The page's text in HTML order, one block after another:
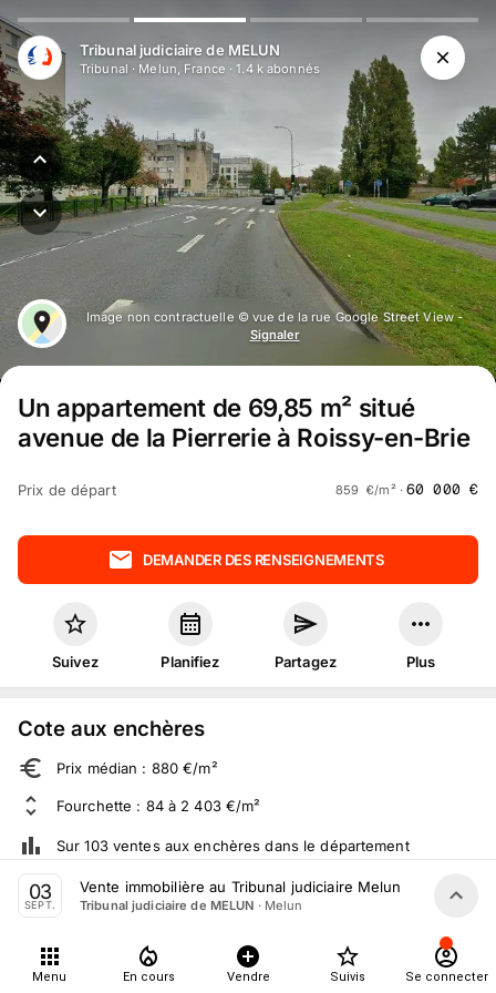
Tribunal judiciaire de MELUN
Tribunal · Melun, France ·1.4 kabonnés
Image non contractuelle © vue de la rue Google Street View -
Signaler
Un appartement de 69,85 m² situé
avenue de la Pierrerie à Roissy-en-Brie
Prix de départ 859 €/m² ·60 000 €
DEMANDER DES RENSEIGNEMENTS
Suivez Planifiez Partagez Plus
Cote aux enchères
Prix médian : 880 €/m²
Fourchette : 84 à 2 403 €/m²
Sur 103 ventes aux enchères dans le département
À propos
10
03
SEPT.
Vente immobilière au Tribunal judiciaire Melun le 3
Tribunal judiciaire de MELUN · Melun
Menu En cours Vendre Suivis Se connecter